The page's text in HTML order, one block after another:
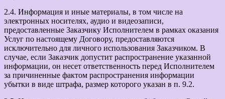
2.4. Информация и иные материалы, в том числе на
электронных носителях, аудио и видеозаписи,
предоставленные Заказчику Исполнителем в рамках оказания
Услуг по настоящему Договору, предоставляются
исключительно для личного использования Заказчиком. В
случае, если Заказчик допустит распространение указанной
информации, он несет ответственность перед Исполнителем
за причиненные фактом распространения информации
убытки в виде штрафа, размер которого указан в п. 9.2.